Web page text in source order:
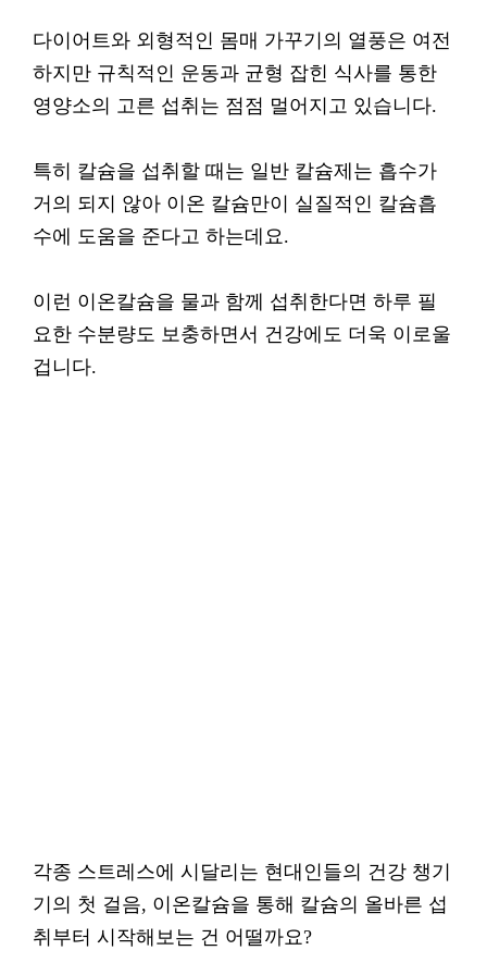
다이어트와 외형적인 몸매 가꾸기의 열풍은 여전
하지만 규칙적인 운동과 균형 잡힌 식사를 통한
영양소의 고른 섭취는 점점 멀어지고 있습니다.
특히 칼슘을 섭취할 때는 일반 칼슘제는 흡수가
거의 되지 않아 이온 칼슘만이 실질적인 칼슘흡
수에 도움을 준다고 하는데요.
이런 이온칼슘을 물과 함께 섭취한다면 하루 필
요한 수분량도 보충하면서 건강에도 더욱 이로울
겁니다.
각종 스트레스에 시달리는 현대인들의 건강 챙기
기의 첫 걸음, 이온칼슘을 통해 칼슘의 올바른 섭
취부터 시작해보는 건 어떨까요?